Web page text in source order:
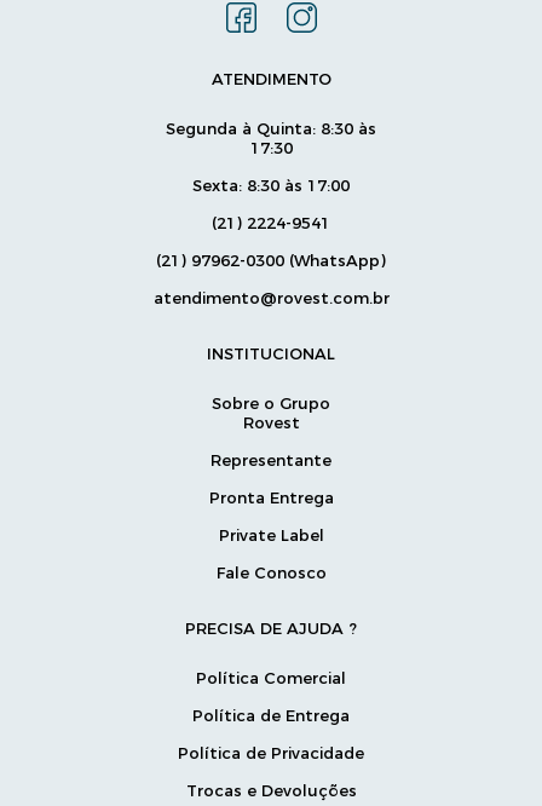
ATENDIMENTO
Segunda à Quinta: 8:30 às
17:30
Sexta: 8:30 às 17:00
(21) 2224-9541
(21) 97962-0300 (WhatsApp)
atendimento@rovest.com.br
INSTITUCIONAL
Sobre o Grupo
Rovest
Representante
Pronta Entrega
Private Label
Fale Conosco
PRECISA DE AJUDA ?
Política Comercial
Política de Entrega
Política de Privacidade
Trocas e Devoluções